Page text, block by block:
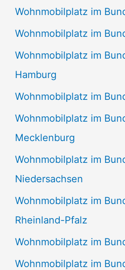
Wohnmobilplatz im
Wohnmobilplatz im
Wohnmobilplatz im
Hamburg
Wohnmobilplatz im
Wohnmobilplatz im
Mecklenburg
Wohnmobilplatz im
Niedersachsen
Wohnmobilplatz im
Rheinland-Pfalz
Wohnmobilplatz im
Wohnmobilplatz im